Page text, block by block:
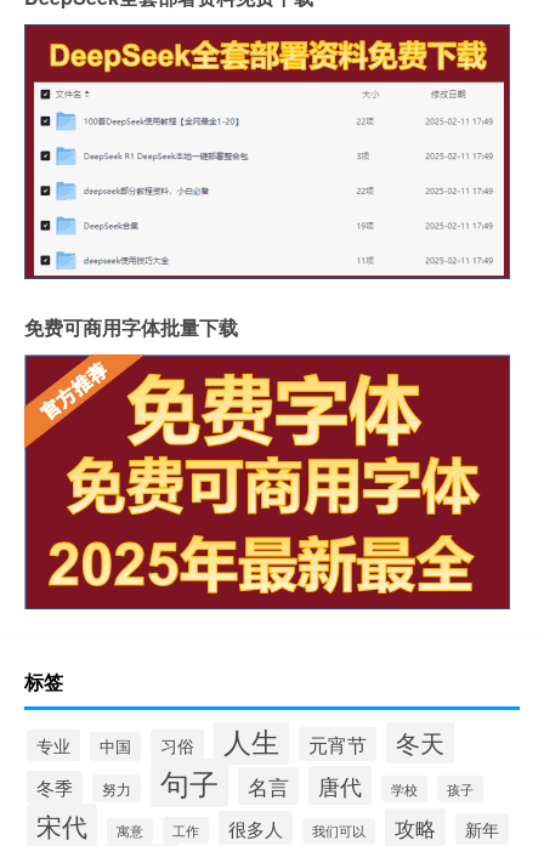
免费可商用字体批量下载
标签
专业 中国 习俗 人生 元宵节 冬天
冬季 努力 句子 名言 唐代 学校 孩子
宋代 寓意 工作 很多人 我们可以 攻略 新年